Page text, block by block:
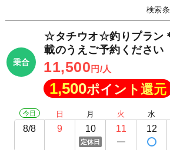
検索
乗合
☆タチウオ☆釣りプラン
載のうえご予約ください
11,500 円/人
1,500ポイント還元
今日
8/8
日
9
月
10
定休日
火
11
水
12